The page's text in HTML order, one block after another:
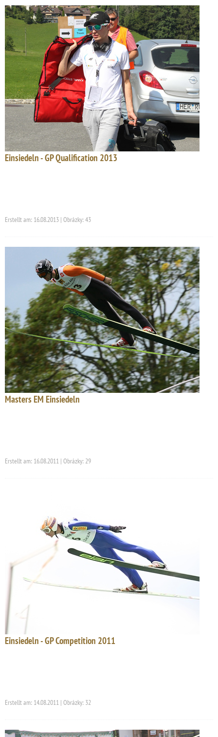
Einsiedeln - GP Qualification 2013
Erstellt am: 16.08.2013 | Obrázky: 43
Masters EM Einsiedeln
Erstellt am: 16.08.2011 | Obrázky: 29
Einsiedeln - GP Competition 2011
Erstellt am: 14.08.2011 | Obrázky: 32